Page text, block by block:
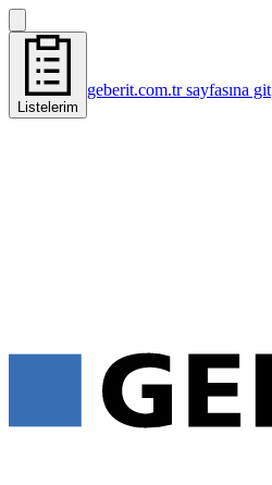
Listelerim
geberit.com.tr sayfasına git